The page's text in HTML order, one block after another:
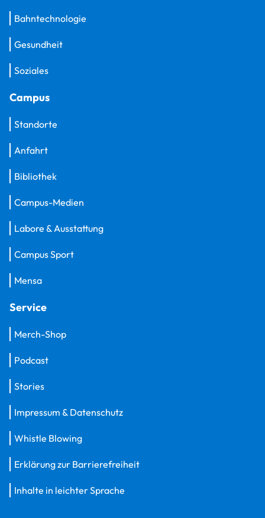
Bahntechnologie
Gesundheit
Soziales
Campus
Standorte
Anfahrt
Bibliothek
Campus-Medien
Labore & Ausstattung
Campus Sport
Mensa
Service
Merch-Shop
Podcast
Stories
Impressum & Datenschutz
Whistle Blowing
Erklärung zur Barrierefreiheit
Inhalte in leichter Sprache